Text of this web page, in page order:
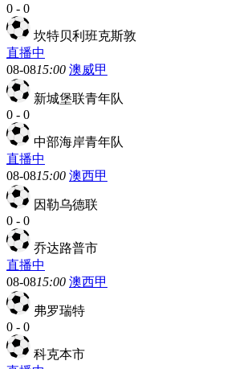
0 - 0
坎特贝利班克斯敦
直播中
08-0815:00 澳威甲
新城堡联青年队
0 - 0
中部海岸青年队
直播中
08-0815:00 澳西甲
因勒乌德联
0 - 0
乔达路普市
直播中
08-0815:00 澳西甲
弗罗瑞特
0 - 0
科克本市